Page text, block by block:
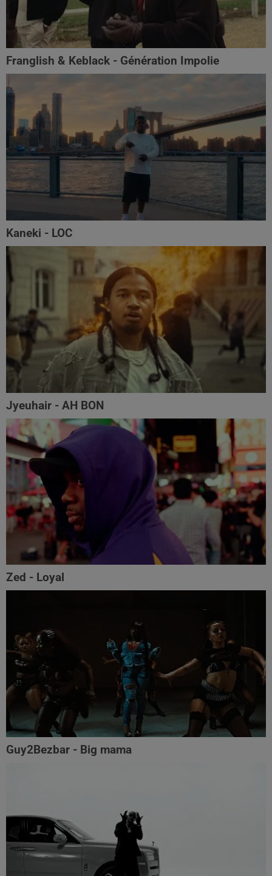
Franglish & Keblack - Génération Impolie
Kaneki - LOC
Jyeuhair - AH BON
Zed - Loyal
Guy2Bezbar - Big mama